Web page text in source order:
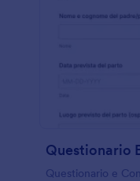
Questionario e